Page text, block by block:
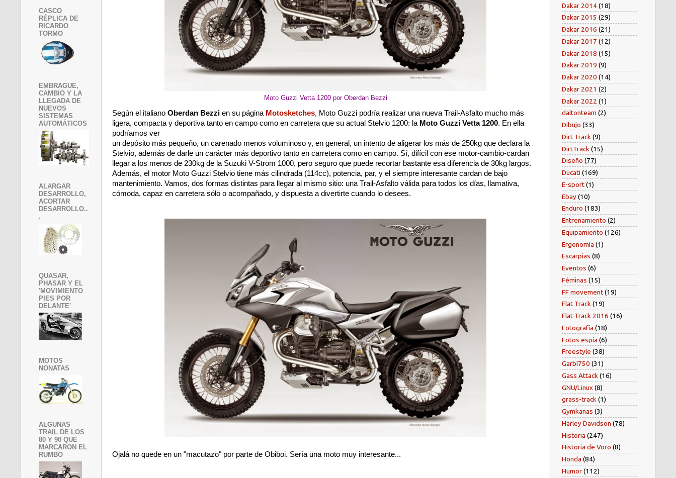
Moto Guzzi Vetta 1200 por Oberdan Bezzi
Según el italiano Oberdan Bezzi en su página Motosketches, Moto Guzzi podría realizar una nueva Trail-Asfalto mucho más
ligera, compacta y deportiva tanto en campo como en carretera que su actual Stelvio 1200: la Moto Guzzi Vetta 1200. En ella
podríamos ver
un depósito más pequeño, un carenado menos voluminoso y, en general, un intento de aligerar los más de 250kg que declara la
Stelvio, además de darle un carácter más deportivo tanto en carretera como en campo. Sí, difícil con ese motor-cambio-cardan
llegar a los menos de 230kg de la Suzuki V-Strom 1000, pero seguro que puede recortar bastante esa diferencia de 30kg largos.
Además, el motor Moto Guzzi Stelvio tiene más cilindrada (114cc), potencia, par, y el siempre interesante cardan de bajo
mantenimiento. Vamos, dos formas distintas para llegar al mismo sitio: una Trail-Asfalto válida para todos los días, llamativa,
cómoda, capaz en carretera sólo o acompañado, y dispuesta a divertirte cuando lo desees.
Ojalá no quede en un "macutazo" por parte de Obiboi. Sería una moto muy interesante...
CASCO
RÉPLICA DE
RICARDO
TORMO
EMBRAGUE,
CAMBIO Y LA
LLEGADA DE
NUEVOS
SISTEMAS
AUTOMÁTICOS
ALARGAR
DESARROLLO,
ACORTAR
DESARROLLO..
.
QUASAR,
PHASAR Y EL
'MOVIMIENTO
PIES POR
DELANTE'
MOTOS
NONATAS
ALGUNAS
TRAIL DE LOS
80 Y 90 QUE
MARCARON EL
RUMBO
Dakar 2014(18)
Dakar 2015 (29)
Dakar 2016 (21)
Dakar 2017 (12)
Dakar 2018 (15)
Dakar 2019 (9)
Dakar 2020 (14)
Dakar 2021 (2)
Dakar 2022 (1)
daltonteam (2)
Dibujo (33)
Dirt Track (9)
DirtTrack (15)
Diseño (77)
Ducati (169)
E-sport(1)
Ebay(10)
Enduro (183)
Entrenamiento (2)
Equipamiento (126)
Ergonomía (1)
Escarpias (8)
Eventos (6)
Féminas (15)
FF movement(19)
Flat Track(19)
Flat Track 2016 (16)
Fotografía (18)
Fotos espía (6)
Freestyle (38)
Garbí750 (31)
Gass Attack (16)
GNU/Linux(8)
grass-track(1)
Gymkanas (3)
Harley Davidson (78)
Historia (247)
Historia de Voro (8)
Honda (84)
Humor(112)